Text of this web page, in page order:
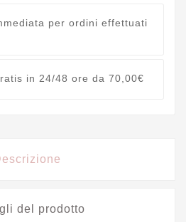
per ordini effettuati
in 24/48 ore da 70,00€
del prodotto